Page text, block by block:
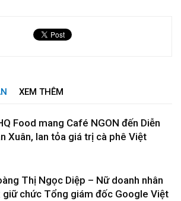
XEM THÊM
Food mang Café NGON đến Diễn
Xuân, lan tỏa giá trị cà phê Việt
Thị Ngọc Diệp – Nữ doanh nhân
giữ chức Tổng giám đốc Google Việt